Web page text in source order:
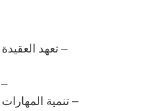
– تعهد
–
– تنمية